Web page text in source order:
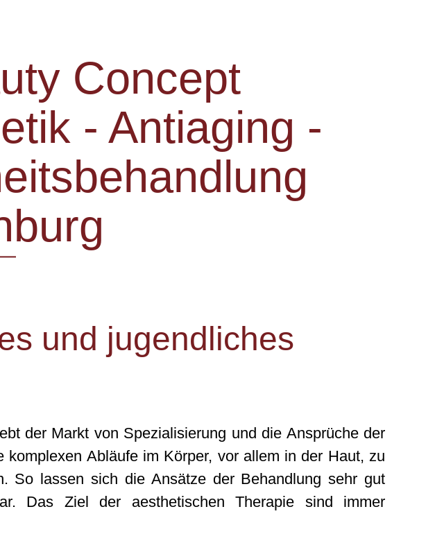
Concept
- Antiaging -
und jugendliches
der Markt von Spezialisierung und die Ansprüche der
Abläufe im Körper, vor allem in der Haut, zu
So lassen sich die Ansätze der Behandlung sehr gut
Das Ziel der aesthetischen Therapie sind immer